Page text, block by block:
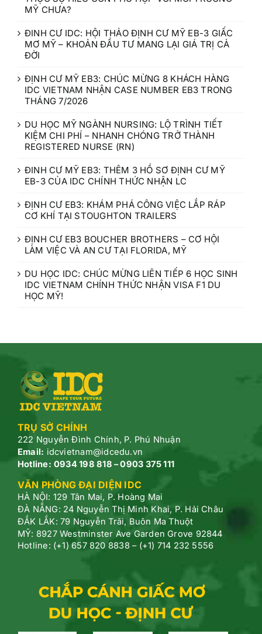
MỸ CHƯA?
ĐINH CƯ IDC: HỘI THẢO ĐỊNH CƯ MỸ EB-3 GIẤC
MƠ MỸ – KHOẢN ĐẦU TƯ MANG LẠI GIÁ TRỊ CẢ
ĐỜI
ĐỊNH CƯ MỸ EB3: CHÚC MỪNG 8 KHÁCH HÀNG
IDC VIETNAM NHẬN CASE NUMBER EB3 TRONG
THÁNG 7/2026
DU HỌC MỸ NGÀNH NURSING: LỘ TRÌNH TIẾT
KIỆM CHI PHÍ – NHANH CHÓNG TRỞ THÀNH
REGISTERED NURSE (RN)
ĐINH CƯ MỸ EB3: THÊM 3 HỒ SƠ ĐỊNH CƯ MỸ
EB-3 CỦA IDC CHÍNH THỨC NHẬN LC
ĐỊNH CƯ EB3: KHÁM PHÁ CÔNG VIỆC LẮP RÁP
CƠ KHÍ TẠI STOUGHTON TRAILERS
ĐỊNH CƯ EB3 BOUCHER BROTHERS – CƠ HỘI
LÀM VIỆC VÀ AN CƯ TẠI FLORIDA, MỸ
DU HỌC IDC: CHÚC MỪNG LIÊN TIẾP 6 HỌC SINH
IDC VIETNAM CHÍNH THỨC NHẬN VISA F1 DU
HỌC MỸ!
TRỤ SỞ CHÍNH
222 Nguyễn Đình Chính, P. Phú Nhuận
Email: idcvietnam@idcedu.vn
Hotline: 0934 198 818 – 0903 375 111
VĂN PHÒNG ĐẠI DIỆN IDC
HÀ NỘI: 129 Tân Mai, P. Hoàng Mai
ĐÀ NẴNG: 24 Nguyễn Thị Minh Khai, P. Hải Châu
ĐẮK LẮK: 79 Nguyễn Trãi, Buôn Ma Thuột
MỸ: 8927 Westminster Ave Garden Grove 92844
Hotline: (+1) 657 820 8838 – (+1) 714 232 5556